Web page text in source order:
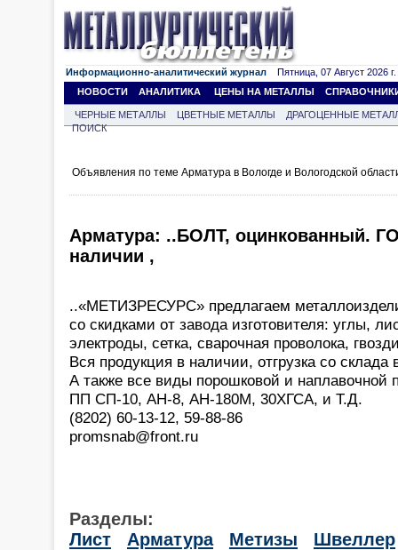
Информационно-аналитический журнал Пятница, 07 Август 2026 г.
НОВОСТИ
АНАЛИТИКА ЦЕНЫ НА МЕТАЛЛЫ
ЧЕРНЫЕ МЕТАЛЛЫ ЦВЕТНЫЕ МЕТАЛЛЫ
ДРАГОЦЕННЫЕ
ПОИСК
Объявления по теме Арматура в Вологде и Вологодской
Арматура: ..БОЛТ, оцинкованный.
наличии ,
..«МЕТИЗРЕСУРС» предлагаем
со скидками от завода изготовителя: углы,
электроды, сетка, сварочная проволока,
Вся продукция в наличии, отгрузка со склада
А также все виды порошковой и наплавочной
ПП СП-10, АН-8, АН-180М, 30ХГСА, и Т.Д.
(8202) 60-13-12, 59-88-86
promsnab@front.ru
Разделы:
Лист
Арматура Метизы Швеллер